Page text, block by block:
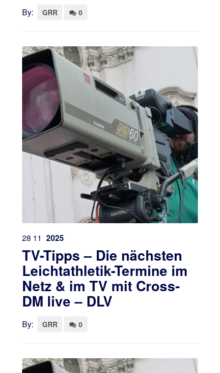
By: GRR 0
28 11 2025
TV-Tipps – Die nächsten
Leichtathletik-Termine im
Netz & im TV mit Cross-
DM live – DLV
By: GRR 0